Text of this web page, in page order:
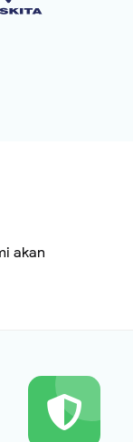
akan